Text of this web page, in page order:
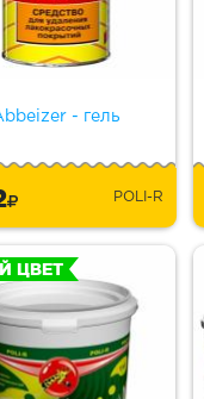
- гель
POLI-R
ЦВЕТ